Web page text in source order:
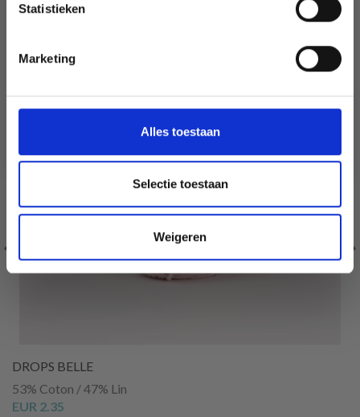
Statistieken
Marketing
Alles toestaan
Selectie toestaan
Weigeren
DROPS BELLE
53% Coton / 47% Lin
EUR 2.35
Wil je liever nieuws ontvangen over onze
Nederlands?